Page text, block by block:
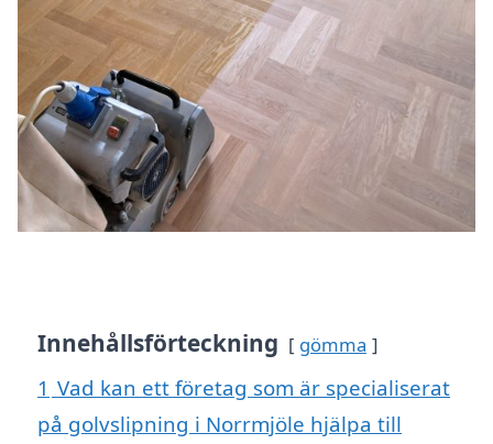
Innehållsförteckning gömma
1 Vad kan ett företag som är specialiserat
på golvslipning i Norrmjöle hjälpa till